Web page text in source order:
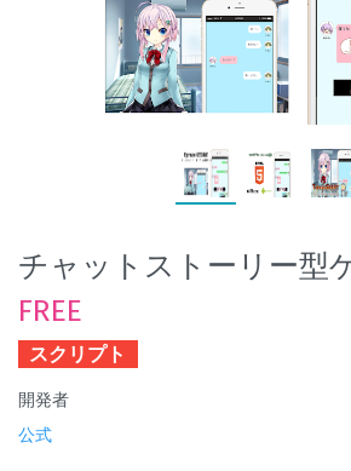
チャットストーリー型
FREE
スクリプト
開発者
公式